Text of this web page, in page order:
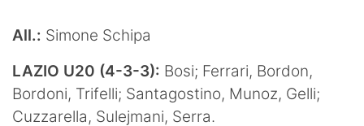
All.: Simone Schipa
LAZIO U20 (4-3-3): Bosi; Ferrari, Bordon,
Bordoni, Trifelli; Santagostino, Munoz, Gelli;
Cuzzarella, Sulejmani, Serra.